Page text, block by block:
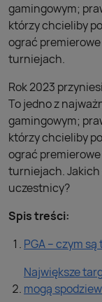
gamingowym;
którzy chcieliby
ograć
turniejach.
Rok 2023
To jedno z
gamingowym;
którzy chcieliby
ograć
turniejach. Jakich
uczestnicy?
Spis treści:
PGA – czym
Największe
mogą